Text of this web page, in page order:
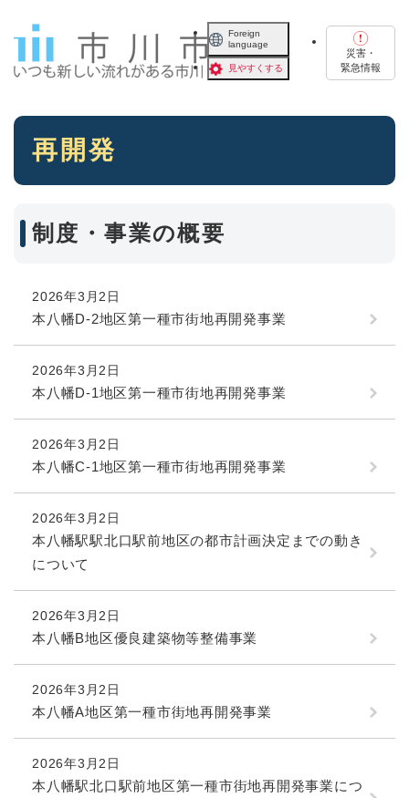
Foreign
language
見やすくする
災害・
緊急情報
本
再開発
制度・事業の概要
2026年3月2日
本八幡D-2地区第一種市街地再開発事業
2026年3月2日
本八幡D-1地区第一種市街地再開発事業
2026年3月2日
本八幡C-1地区第一種市街地再開発事業
2026年3月2日
本八幡駅駅北口駅前地区の都市計画決定までの動き
について
2026年3月2日
本八幡B地区優良建築物等整備事業
2026年3月2日
本八幡A地区第一種市街地再開発事業
2026年3月2日
本八幡駅北口駅前地区第一種市街地再開発事業につ